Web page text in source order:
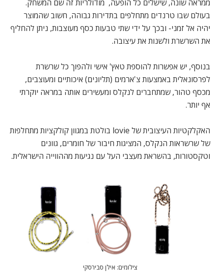
ממראה שונה, שישלים כל הופעה, מודולריות זה שם המשחק.
בעולם שבו טרנדים מתחלפים בתדירות גבוהה, חשוב שהמוצר
יהיה אל זמני- ובכך על ידי שתי טבעות כסף מעוצבות, ניתן להחליף
את השרשרת ולשנות את עיצובה.
בנוסף, יש אפשרות להוספת טאץ' אישי ולהפוך כל שרשרת
לפרסונאלית באמצעות צ'ארמים (תליונים) איכותיים ומעוצבים,
מכסף טהור, שמתחברים לנקלס ומעשירים אותה במראה יוקרתי
אף יותר.
האקלקטיות העיצובית של lovie בולטת במגוון קולקציות מתחלפות
של שרשראות הנקלס, המציגות חיבור של חומרים, גוונים
וטקסטורות, בהשראת מעצבי העל עם נגיעות מההווייה הישראלית.
צילומים: אילן סבירסקי